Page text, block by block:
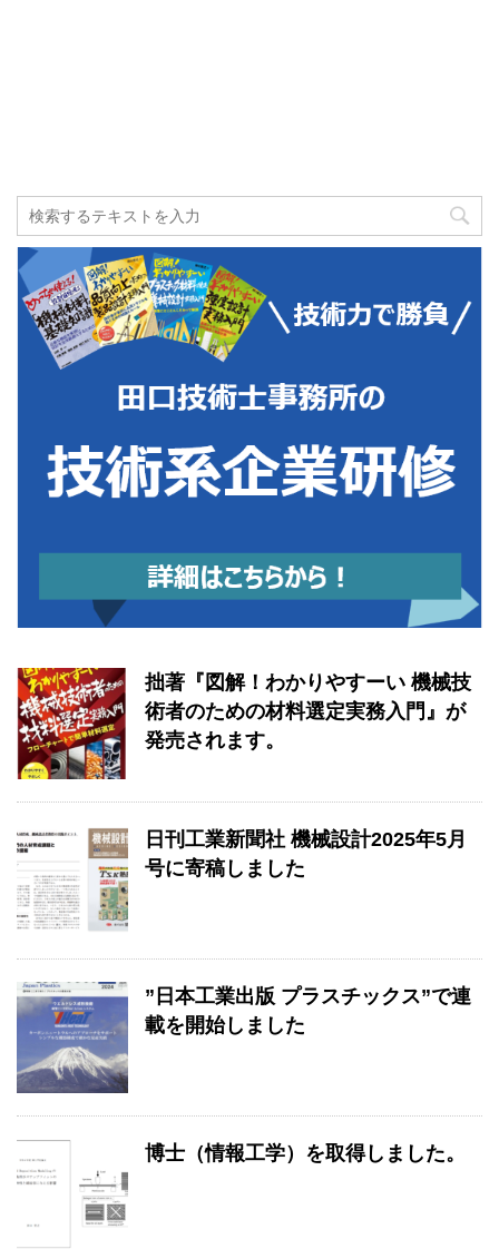
拙著『図解！わかりやすーい 機械技
術者のための材料選定実務入門』が
発売されます。
日刊工業新聞社 機械設計2025年5月
号に寄稿しました
”日本工業出版 プラスチックス”で連
載を開始しました
博士（情報工学）を取得しました。